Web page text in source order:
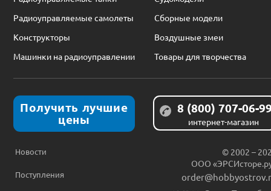
Радиоуправляемые самолеты
Сборные модели
Конструкторы
Воздушные змеи
Машинки на радиоуправлении
Товары для творчества
Получить лучшие
цены
8 (800) 707-06-
интернет-магазин
Новости
Поступления
© 2002 –
ООО